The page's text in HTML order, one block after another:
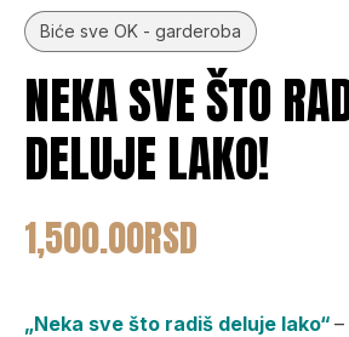
Biće sve OK - garderoba
NEKA SVE ŠTO
DELUJE LAKO!
1,500.00RSD
„Neka sve što radiš deluje lako“